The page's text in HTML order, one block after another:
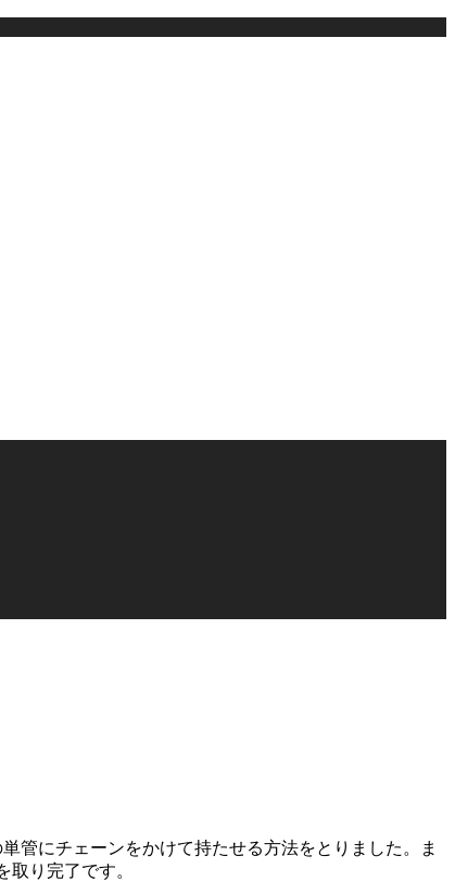
管にチェーンをかけて持たせる方法をとりました。ま
り完了です。